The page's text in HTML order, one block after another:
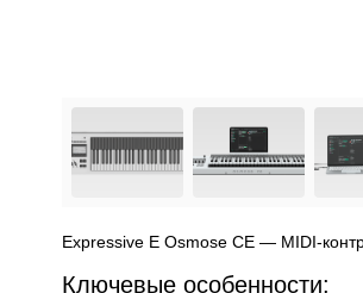
Expressive E Osmose CE —
Ключевые особенности: